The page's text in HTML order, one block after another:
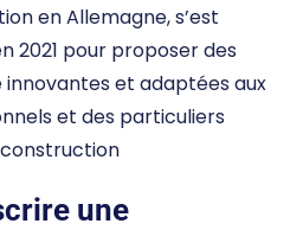
en Allemagne, s’est
2021 pour proposer des
innovantes et adaptées aux
et des particuliers
une